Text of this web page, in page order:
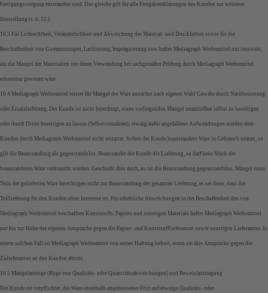
Fertigungsvorgang entstanden sind. Das gleiche gilt für alle Freigabeerklärungen des Kunden zur weiteren
Herstellung (s. u. 12.)
10.3 Für Lichtechtheit, Veränderlichkeit und Abweichung der Material- und Druckfarben sowie für die
Beschaffenheit von Gummierungen, Lackierung, Imprägnierung usw. haftet Mediagraph Werbemittel nur insoweit,
als die Mängel der Materialien vor deren Verwendung bei sachgemäßer Prüfung durch Mediagraph Werbemittel
erkennbar gewesen wäre.
10.4 Mediagraph Werbemittel leistet für Mängel der Ware zunächst nach eigener Wahl Gewähr durch Nachbesserung
oder Ersatzlieferung. Der Kunde ist nicht berechtigt, einen vorliegenden Mangel unmittelbar selbst zu beseitigen
oder durch Dritte beseitigen zu lassen (Selbstvornahme); etwaig dafür angefallene Aufwendungen werden dem
Kunden durch Mediagraph Werbemittel nicht erstattet. Sofern der Kunde beanstandete Ware in Gebrauch nimmt, so
gilt die Beanstandung als gegenstandslos. Beanstandet der Kunde die Lieferung, so darf kein Stück der
beanstandeten Ware verbraucht werden. Geschieht dies doch, so ist die Beanstandung gegenstandslos. Mängel eines
Teils der gelieferten Ware berechtigen nicht zur Beanstandung der gesamten Lieferung, es sei denn, dass die
Teillieferung für den Kunden ohne Interesse ist. Für erhebliche Abweichungen in der Beschaffenheit des von
Mediagraph Werbemittel beschafften Kunststoffs, Papiers und sonstigen Materials haftet Mediagraph Werbemittel
nur bis zur Höhe der eigenen Ansprüche gegen die Papier- und Kunststofflieferanten sowie sonstigen Lieferanten. In
einem solchen Fall ist Mediagraph Werbemittel von seiner Haftung befreit, wenn sie ihre Ansprüche gegen die
Zulieferanten an den Kunden abtritt.
10.5 Mangelanzeige (Rüge von Qualitäts- oder Quantitätsabweichungen) und Beweislasttragung
Der Kunde ist verpflichtet, die Ware innerhalb angemessener Frist auf etwaige Qualitäts- oder